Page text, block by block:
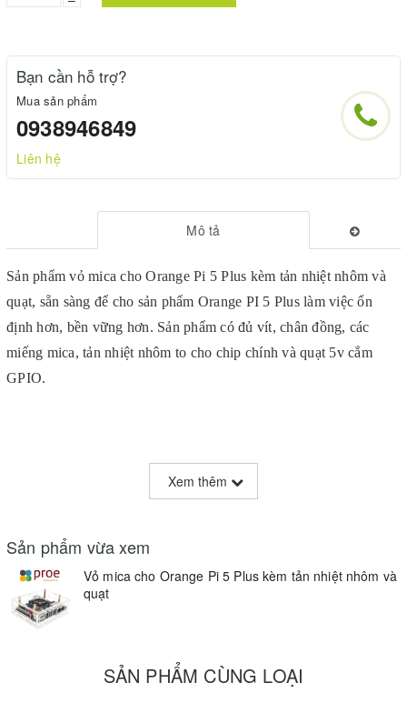
Bạn cần hỗ trợ?
Mua sản phẩm
0938946849
Liên hệ
Mô tả
Sản phẩm vỏ mica cho Orange Pi 5 Plus kèm tản nhiệt nhôm và
quạt, sẵn sàng để cho sản phẩm Orange PI 5 Plus làm việc ổn
định hơn, bền vững hơn. Sản phẩm có đủ vít, chân đồng, các
miếng mica, tản nhiệt nhôm to cho chip chính và quạt 5v cắm
GPIO.
module WIFI M2 Ekey cho Orange Pi 5 Plus thì có thể dùng
Video hướng dẫn lắp đặt:
Xem thêm
Sản phẩm vừa xem
Vỏ mica cho Orange Pi 5 Plus kèm tản nhiệt nhôm và
quạt
SẢN PHẨM CÙNG LOẠI